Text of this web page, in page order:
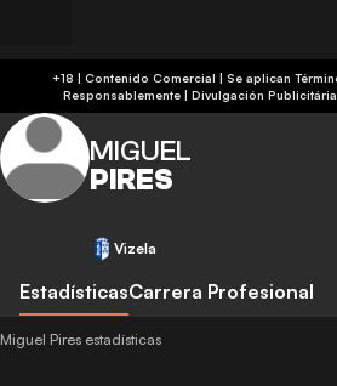
+18 | Contenido Comercial | Se aplican Términos y Condiciones | Juega
Responsablemente | Divulgación Publicitária
MIGUEL
PIRES
Vizela
EstadísticasCarrera Profesional
Miguel Pires estadísticas